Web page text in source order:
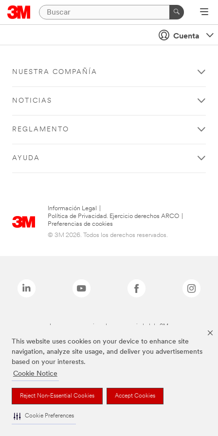
This website uses cookies on your device to enhance site
navigation, analyze site usage, and deliver you advertisements
based on your interests.
Cookie Notice
Reject Non-Essential Cookies Accept Cookies
Cookie Preferences
Cuenta
NUESTRA COMPAÑÍA
NOTICIAS
REGLAMENTO
AYUDA
Información Legal
Política de Privacidad. Ejercicio derechos ARCO
Preferencias de cookies
© 3M 2026. Todos los derechos reservados.
Las marcas mencionadas son propiedad de 3M